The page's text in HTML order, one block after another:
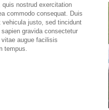
nostrud exercitation
commodo consequat. Duis
vehicula justo, sed tincidunt
gravida consectetur
augue facilisis
tempus.